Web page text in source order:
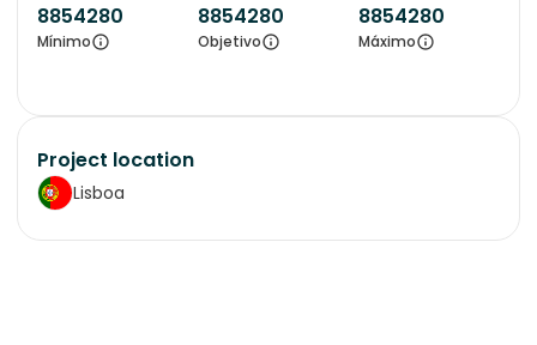
8854280
Mínimo
8854280
Objetivo
8854280
Máximo
Project location
Lisboa